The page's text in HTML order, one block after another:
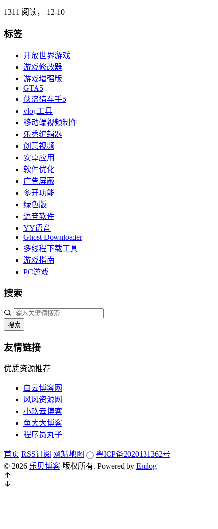
1311 阅读， 12-10
标签
开放世界游戏
游戏修改器
游戏增强版
GTA5
侠盗猎车手5
vlog工具
移动端视频制作
乐秀编辑器
创意视频
安卓应用
软件优化
广告屏蔽
多开功能
绿色版
语音软件
YY语音
Ghost Downloader
多线程下载工具
游戏指南
PC游戏
搜索
搜索
友情链接
优质资源推荐
白云博客网
风风资源网
小玖云博客
鱼大大博客
程序员丸子
首页 RSS订阅 网站地图
粤ICP备2020131362号
© 2026 乐贝博客 版权所有. Powered by Emlog